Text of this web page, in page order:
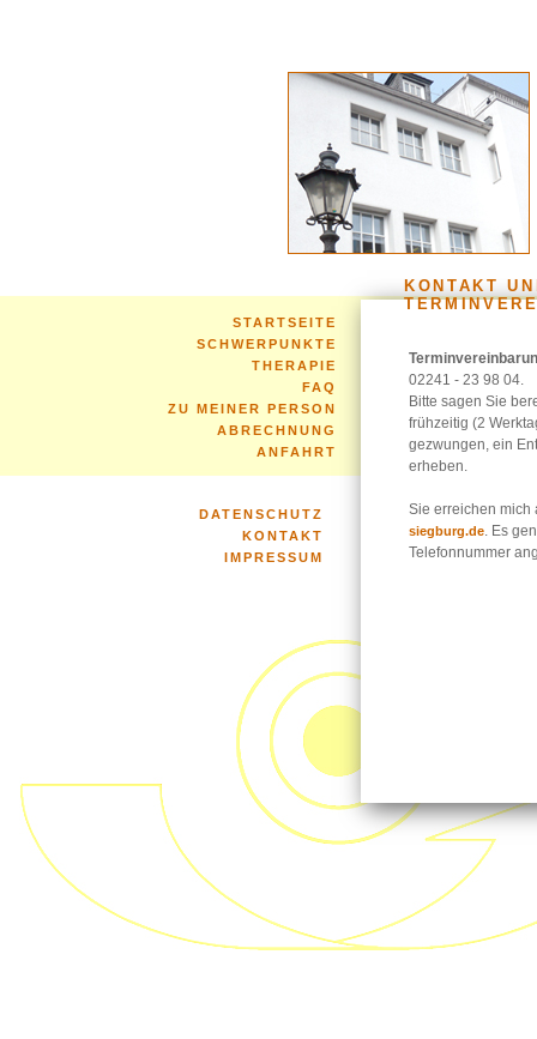
STARTSEITE
SCHWERPUNKTE
THERAPIE
FAQ
ZU MEINER PERSON
ABRECHNUNG
ANFAHRT
DATENSCHUTZ
KONTAKT
IMPRESSUM
KONTAKT
02241 - 23 98 04.
Bitte sagen Sie
frühzeitig (2
gezwungen, ein
erheben.
Sie erreichen
siegburg.de. Es
Telefonnummer